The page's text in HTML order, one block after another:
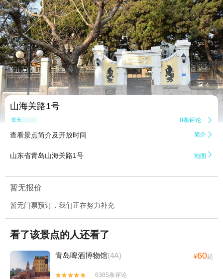
 4
山海关路1号
暂无点评 0条评论 
查看景点简介及开放时间 简介 
山东省青岛山海关路1号 地图 
暂无报价
暂无门票预订，我们正在努力补充
看了该景点的人还看了
青岛啤酒博物馆(4A) ¥60起


6385条评论
